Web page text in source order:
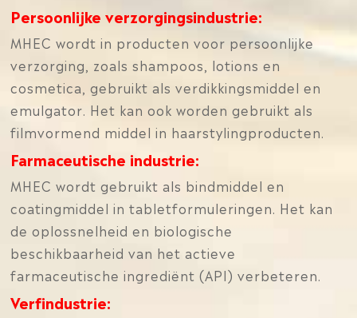
Persoonlijke verzorgingsindustrie:
MHEC wordt in producten voor persoonlijke
verzorging, zoals shampoos, lotions en
cosmetica, gebruikt als verdikkingsmiddel en
emulgator. Het kan ook worden gebruikt als
filmvormend middel in haarstylingproducten.
Farmaceutische industrie:
MHEC wordt gebruikt als bindmiddel en
coatingmiddel in tabletformuleringen. Het kan
de oplossnelheid en biologische
beschikbaarheid van het actieve
farmaceutische ingrediënt (API) verbeteren.
Verfindustrie: